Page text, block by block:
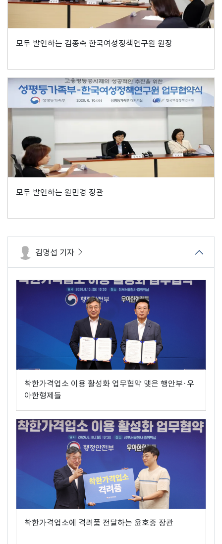
모두 발언하는 김종숙 한국여성정책연구원 원장
모두 발언하는 원민경 장관
김명섭 기자
착한가격업소 이용 활성화 업무협약 맺은 행안부·우
아한형제들
착한가격업소에 격려품 전달하는 윤호중 장관